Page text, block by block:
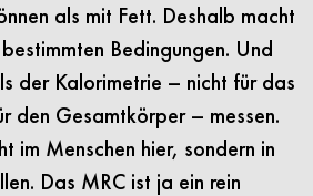
als mit Fett. Deshalb macht
Bedingungen. Und
der Kalorimetrie – nicht für das
den Gesamtkörper – messen.
im Menschen hier, sondern in
Das MRC ist ja ein rein